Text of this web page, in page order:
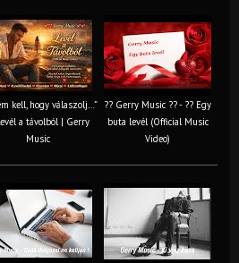
kell, hogy válaszolj…”
a távolból | Gerry
Music
?? Gerry Music ?? - ?? Egy
buta levél (Official Music
Video)